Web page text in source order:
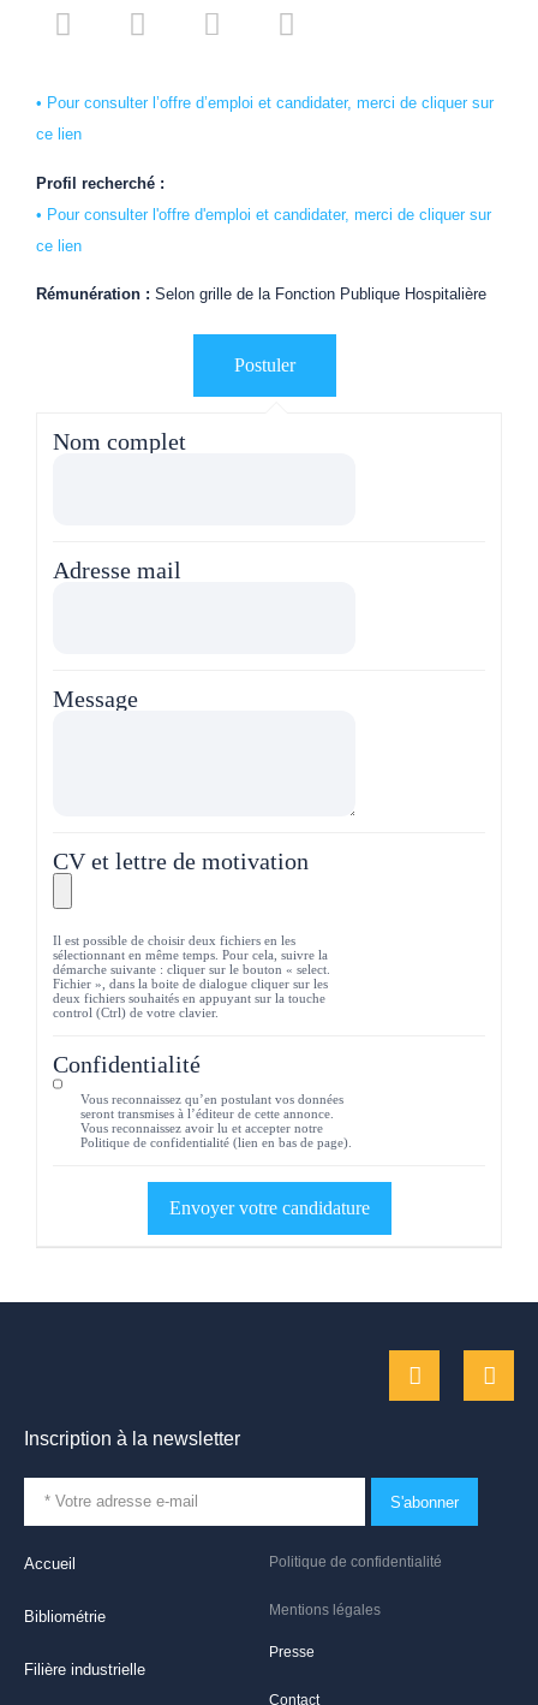
• Pour consulter l’offre d’emploi et candidater, merci de cliquer sur
ce lien
Profil recherché :
• Pour consulter l'offre d'emploi et candidater, merci de cliquer sur
ce lien
Rémunération : Selon grille de la Fonction Publique Hospitalière
Nom complet
Adresse mail
Message
CV et lettre de motivation
Il est possible de choisir deux fichiers en les
sélectionnant en même temps. Pour cela, suivre la
démarche suivante : cliquer sur le bouton « select.
Fichier », dans la boite de dialogue cliquer sur les
deux fichiers souhaités en appuyant sur la touche
control (Ctrl) de votre clavier.
Confidentialité
Vous reconnaissez qu’en postulant vos données
seront transmises à l’éditeur de cette annonce.
Vous reconnaissez avoir lu et accepter notre
Politique de confidentialité (lien en bas de page).
Politique de confidentialité
Mentions légales
Presse
Contact
Accueil
Bibliométrie
Filière industrielle
Inscription à la newsletter
S'abonner